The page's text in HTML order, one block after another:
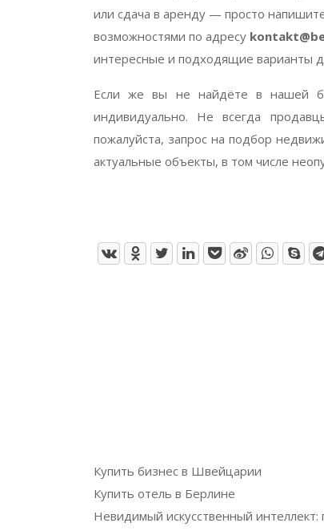
или сдача в аренду — просто
возможностями по адресу
интересные и подходящие варианты
Если же вы не найдёте в нашей
индивидуально. Не всегда
пожалуйста, запрос на подбор
актуальные объекты, в том числе
Купить бизнес в Швейцарии
Купить отель в Берлине
Невидимый искусственный